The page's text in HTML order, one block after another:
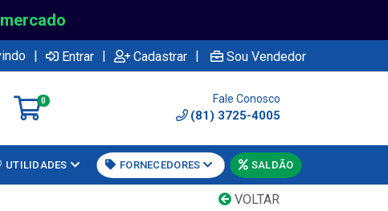
| Entrar | Cadastrar | Sou Vendedor
0 Fale Conosco
(81) 3725-4005
UTILIDADES FORNECEDORES SALDÃO
VOLTAR